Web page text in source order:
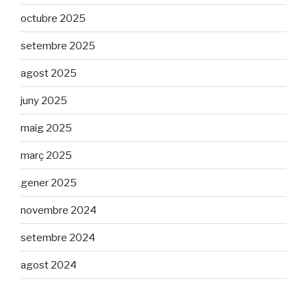
octubre 2025
setembre 2025
agost 2025
juny 2025
maig 2025
març 2025
gener 2025
novembre 2024
setembre 2024
agost 2024